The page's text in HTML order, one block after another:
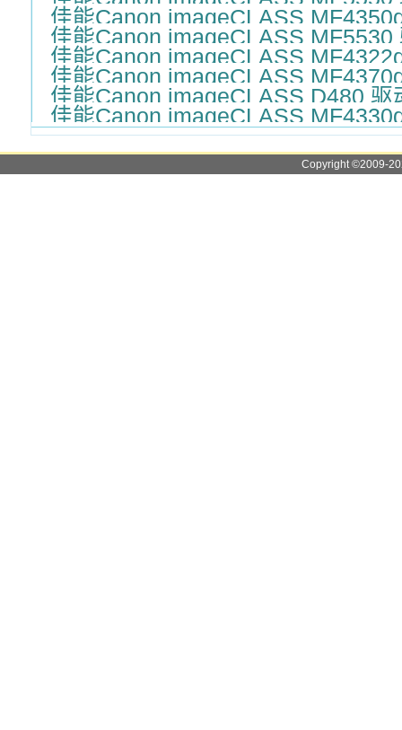
佳能Canon imageCLASS
佳能Canon imageCLASS MF5530
佳能Canon imageCLASS
佳能Canon imageCLASS
佳能Canon imageCLASS D480 驱
佳能Canon imageCLASS
Copyright ©2009-